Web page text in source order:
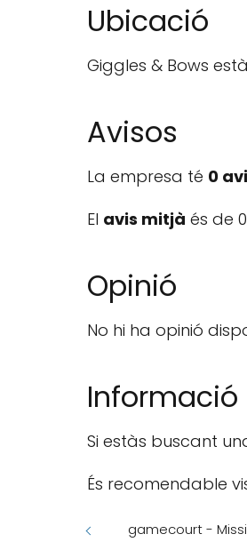
Ubicació
Giggles & Bows
Avisos
La empresa té 0
El avis mitjà és de
Opinió
No hi ha opinió
Si estàs buscant
És recomendable
gamecourt -